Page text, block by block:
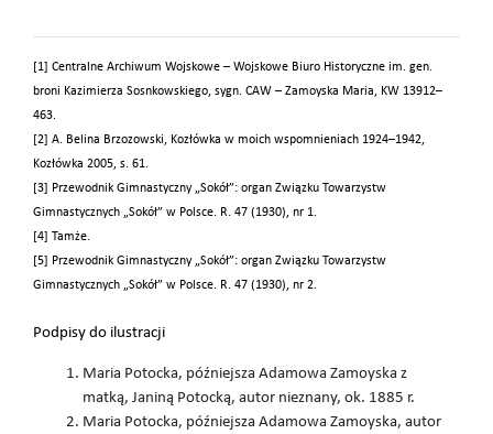
[1] Centralne Archiwum Wojskowe – Wojskowe Biuro Historyczne im. gen.
broni Kazimierza Sosnkowskiego, sygn. CAW – Zamoyska Maria, KW 13912–
463.
[2] A. Belina Brzozowski, Kozłówka w moich wspomnieniach 1924–1942,
Kozłówka 2005, s. 61.
[3] Przewodnik Gimnastyczny „Sokół”: organ Związku Towarzystw
Gimnastycznych „Sokół” w Polsce. R. 47 (1930), nr 1.
[4] Tamże.
[5] Przewodnik Gimnastyczny „Sokół”: organ Związku Towarzystw
Gimnastycznych „Sokół” w Polsce. R. 47 (1930), nr 2.
Podpisy do ilustracji
Maria Potocka, późniejsza Adamowa Zamoyska z
matką, Janiną Potocką, autor nieznany, ok. 1885 r.
Maria Potocka, późniejsza Adamowa Zamoyska, autor